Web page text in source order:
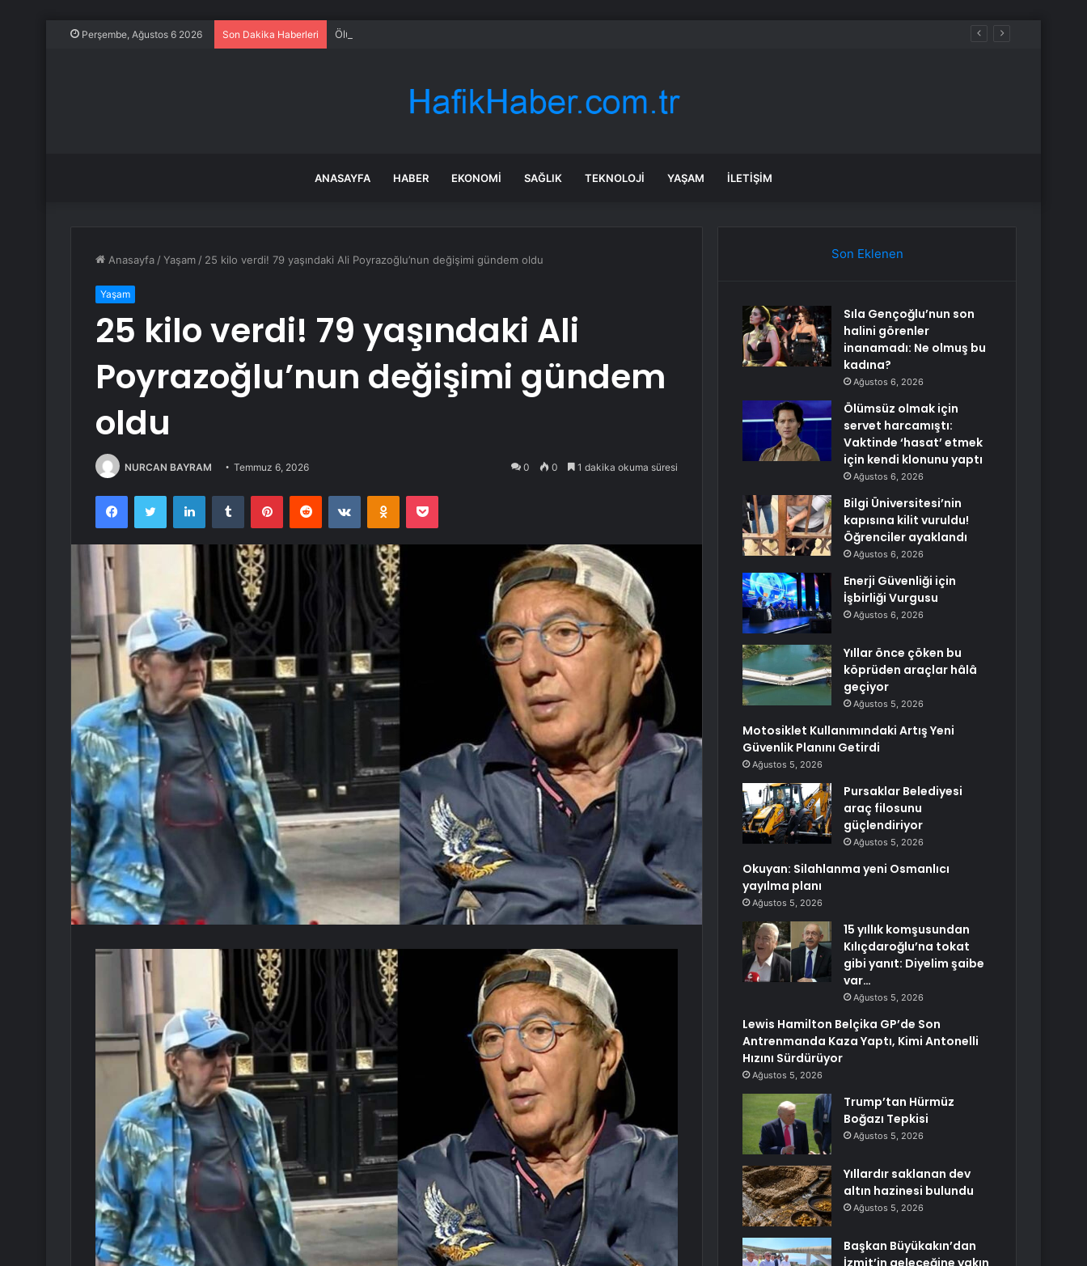
Perşembe, Ağustos 6 2026 Son Dakika Haberleri Ölümsüz olmak için servet harcamıştı: Vaktinde ‘hasat’ etmek için kendi klonunu yaptı
ANASAYFA HABER EKONOMI SAĞLIK TEKNOLOJI YAŞAM İLETIŞIM
Anasayfa /Yaşam / 25 kilo verdi! 79 yaşındaki Ali Poyrazoğlu’nun değişimi gündem oldu
Yaşam
25 kilo verdi! 79 yaşındaki Ali
Poyrazoğlu’nun değişimi gündem
oldu
NURCAN BAYRAM Temmuz 6, 2026 0 0 1 dakika okuma süresi
FacebookTwitter LinkedInTumblr PinterestReddit VKontakteOdnoklassniki
Pocket
Son Eklenen
Sıla Gençoğlu’nun son
halini görenler
inanamadı: Ne olmuş bu
kadına?
Ağustos 6, 2026
Ölümsüz olmak için
servet harcamıştı:
Vaktinde ‘hasat’ etmek
için kendi klonunu yaptı
Ağustos 6, 2026
Bilgi Üniversitesi’nin
kapısına kilit vuruldu!
Öğrenciler ayaklandı
Ağustos 6, 2026
Enerji Güvenliği için
İşbirliği Vurgusu
Ağustos 6, 2026
Yıllar önce çöken bu
köprüden araçlar hâlâ
geçiyor
Ağustos 5, 2026
Motosiklet Kullanımındaki Artış Yeni
Güvenlik Planını Getirdi
Ağustos 5, 2026
Pursaklar Belediyesi
araç filosunu
güçlendiriyor
Ağustos 5, 2026
Okuyan: Silahlanma yeni Osmanlıcı
yayılma planı
Ağustos 5, 2026
15 yıllık komşusundan
Kılıçdaroğlu’na tokat
gibi yanıt: Diyelim şaibe
var…
Ağustos 5, 2026
Lewis Hamilton Belçika GP’de Son
Antrenmanda Kaza Yaptı, Kimi Antonelli
Hızını Sürdürüyor
Ağustos 5, 2026
Trump’tan Hürmüz
Boğazı Tepkisi
Ağustos 5, 2026
Yıllardır saklanan dev
altın hazinesi bulundu
Ağustos 5, 2026
Başkan Büyükakın’dan
İzmit’in geleceğine yakın